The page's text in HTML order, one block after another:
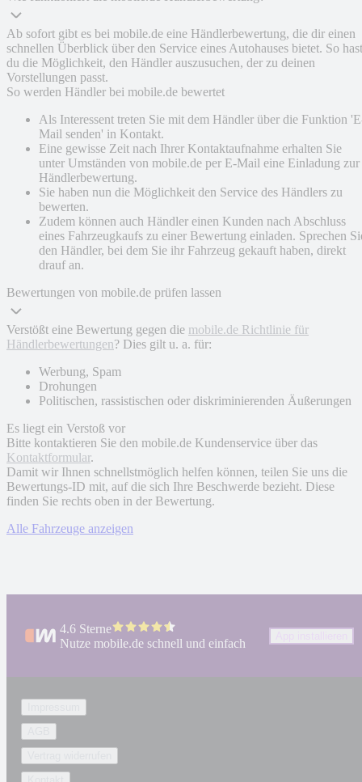
Ab sofort gibt es bei mobile.de eine Händlerbewertung, die dir einen
schnellen Überblick über den Service eines Autohauses bietet. So hast
du die Möglichkeit, den Händler auszusuchen, der zu deinen
Vorstellungen passt.
So werden Händler bei mobile.de bewertet
Als Interessent treten Sie mit dem Händler über die Funktion
Mail senden' in Kontakt.
Eine gewisse Zeit nach Ihrer Kontaktaufnahme erhalten Sie
unter Umständen von mobile.de per E-Mail eine Einladung zur
Händlerbewertung.
Sie haben nun die Möglichkeit den Service des Händlers zu
bewerten.
Zudem können auch Händler einen Kunden nach Abschluss
eines Fahrzeugkaufs zu einer Bewertung einladen. Sprechen
den Händler, bei dem Sie ihr Fahrzeug gekauft haben, direkt
drauf an.
Bewertungen von mobile.de prüfen lassen
Verstößt eine Bewertung gegen die mobile.de Richtlinie für
Händlerbewertungen? Dies gilt u. a. für:
Werbung, Spam
Drohungen
Politischen, rassistischen oder diskriminierenden Äußerungen
Es liegt ein Verstoß vor
Bitte kontaktieren Sie den mobile.de Kundenservice über das
Kontaktformular.
Damit wir Ihnen schnellstmöglich helfen können, teilen Sie uns die
Bewertungs-ID mit, auf die sich Ihre Beschwerde bezieht. Diese
finden Sie rechts oben in der Bewertung.
Alle Fahrzeuge anzeigen
4.6 Sterne
Nutze mobile.de schnell und einfach